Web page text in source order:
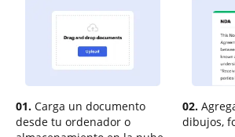
01. Carga un documento
desde tu ordenador o
02.
dibujos,